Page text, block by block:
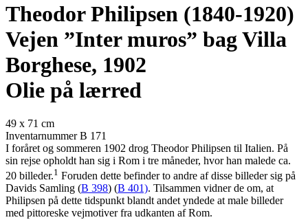
Theodor Philipsen (1840-1920)
Vejen ”Inter muros” bag Villa
Borghese, 1902
Olie på lærred
49 x 71 cm
Inventarnummer B 171
I foråret og sommeren 1902 drog Theodor Philipsen til Italien. På
sin rejse opholdt han sig i Rom i tre måneder, hvor han malede ca.
20 billeder.1 Foruden dette befinder to andre af disse billeder sig på
Davids Samling (B 398) (B 401). Tilsammen vidner de om, at
Philipsen på dette tidspunkt blandt andet yndede at male billeder
med pittoreske vejmotiver fra udkanten af Rom.